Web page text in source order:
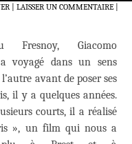
LAISSER UN COMMENTAIRE|
Fresnoy, Giacomo
a voyagé dans un sens
avant de poser ses
il y a quelques années.
courts, il a réalisé
», un film qui nous a